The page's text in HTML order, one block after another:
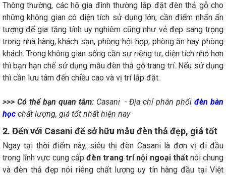
Thông thường, các hộ gia đình thường lắp đặt đèn thả gỗ cho
những không gian có diện tích sử dụng lớn, cần điểm nhấn ấn
tượng để gia tăng tính uy nghiêm cũng như vẻ đẹp sang trọng
trong nhà hàng, khách sạn, phòng hội họp, phòng ăn hay phòng
khách. Trong không gian sống cần sự riêng tư, diện tích nhỏ hơn
thì bạn hạn chế sử dụng mẫu đèn thả gỗ trang trí. Nếu sử dụng
thì cần lưu tâm đến chiều cao và vị trí lắp đặt.
>>> Có thể bạn quan tâm:Casani - Địa chỉ phân phốiđèn bàn
học chất lượng, giá tốt nhất hiện nay
2. Đến với Casani để sở hữu mẫu đèn thả đẹp, giá tốt
Ngay tại thời điểm này, siêu thị đèn Casani là đơn vị đi đầu
trong lĩnh vực cung cấp đèn trang trí nội ngoại thấtnói chung
và đèn thả đẹp nói riêng chất lượng uy tín hàng đầu tại Việt